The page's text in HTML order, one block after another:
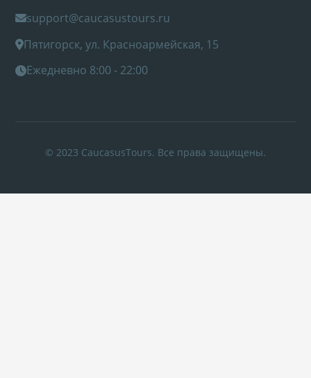
support@caucasustours.ru
Пятигорск, ул. Красноармейская, 15
Ежедневно 8:00 - 22:00
© 2023 CaucasusTours. Все права защищены.